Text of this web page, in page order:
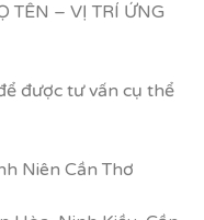
TÊN – VỊ TRÍ ỨNG
được tư vấn cụ thể
Niên Cần Thơ